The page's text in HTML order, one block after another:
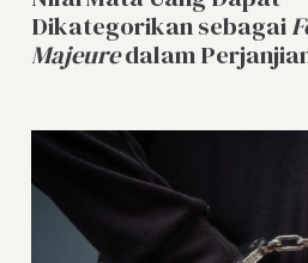
Dikategorikan sebagai
Majeuredalam